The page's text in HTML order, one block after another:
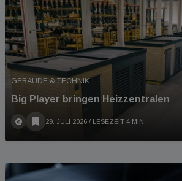
GEBÄUDE & TECHNIK
Big Player bringen Heizzentralen
29. JULI 2026 / LESEZEIT 4 MIN